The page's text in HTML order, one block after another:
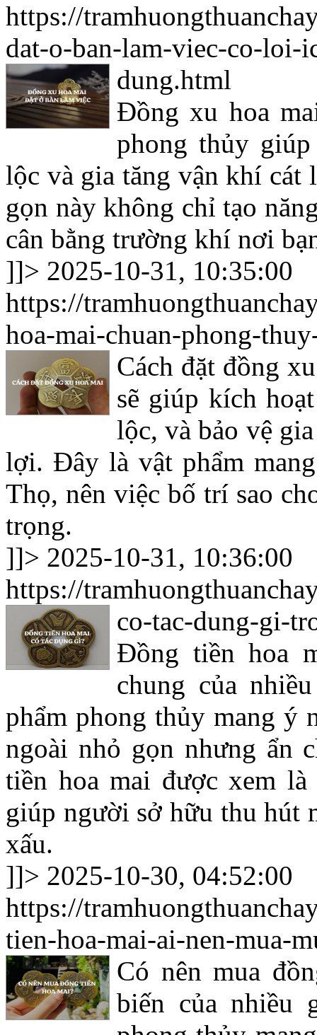
https://
dat-o-ban-lam-viec-co-loi-
dung.html
Đồng xu hoa
phong thủy
lộc và gia tăng vận khí cát
gọn này không chỉ tạo
cân bằng trường khí nơi
]]> 2025-10-31, 10:35:00
https://
hoa-mai-chuan-phong-
Cách đặt đồng
sẽ giúp kích
lộc, và bảo vệ
lợi. Đây là vật phẩm
Thọ, nên việc bố trí sao
trọng.
]]> 2025-10-31, 10:36:00
https://
co-tac-dung-gi-
Đồng tiền hoa
chung của
phẩm phong thủy mang ý
ngoài nhỏ gọn nhưng ẩn
tiền hoa mai được xem
giúp người sở hữu thu hút
xấu.
]]> 2025-10-30, 04:52:00
https://
tien-hoa-mai-ai-nen-mua-
Có nên mua
biến của nhiều